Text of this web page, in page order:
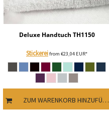
Deluxe Handtuch TH1150
Stickereifrom €23,04 EUR*
ZUM WARENKORB HINZUFÜGEN